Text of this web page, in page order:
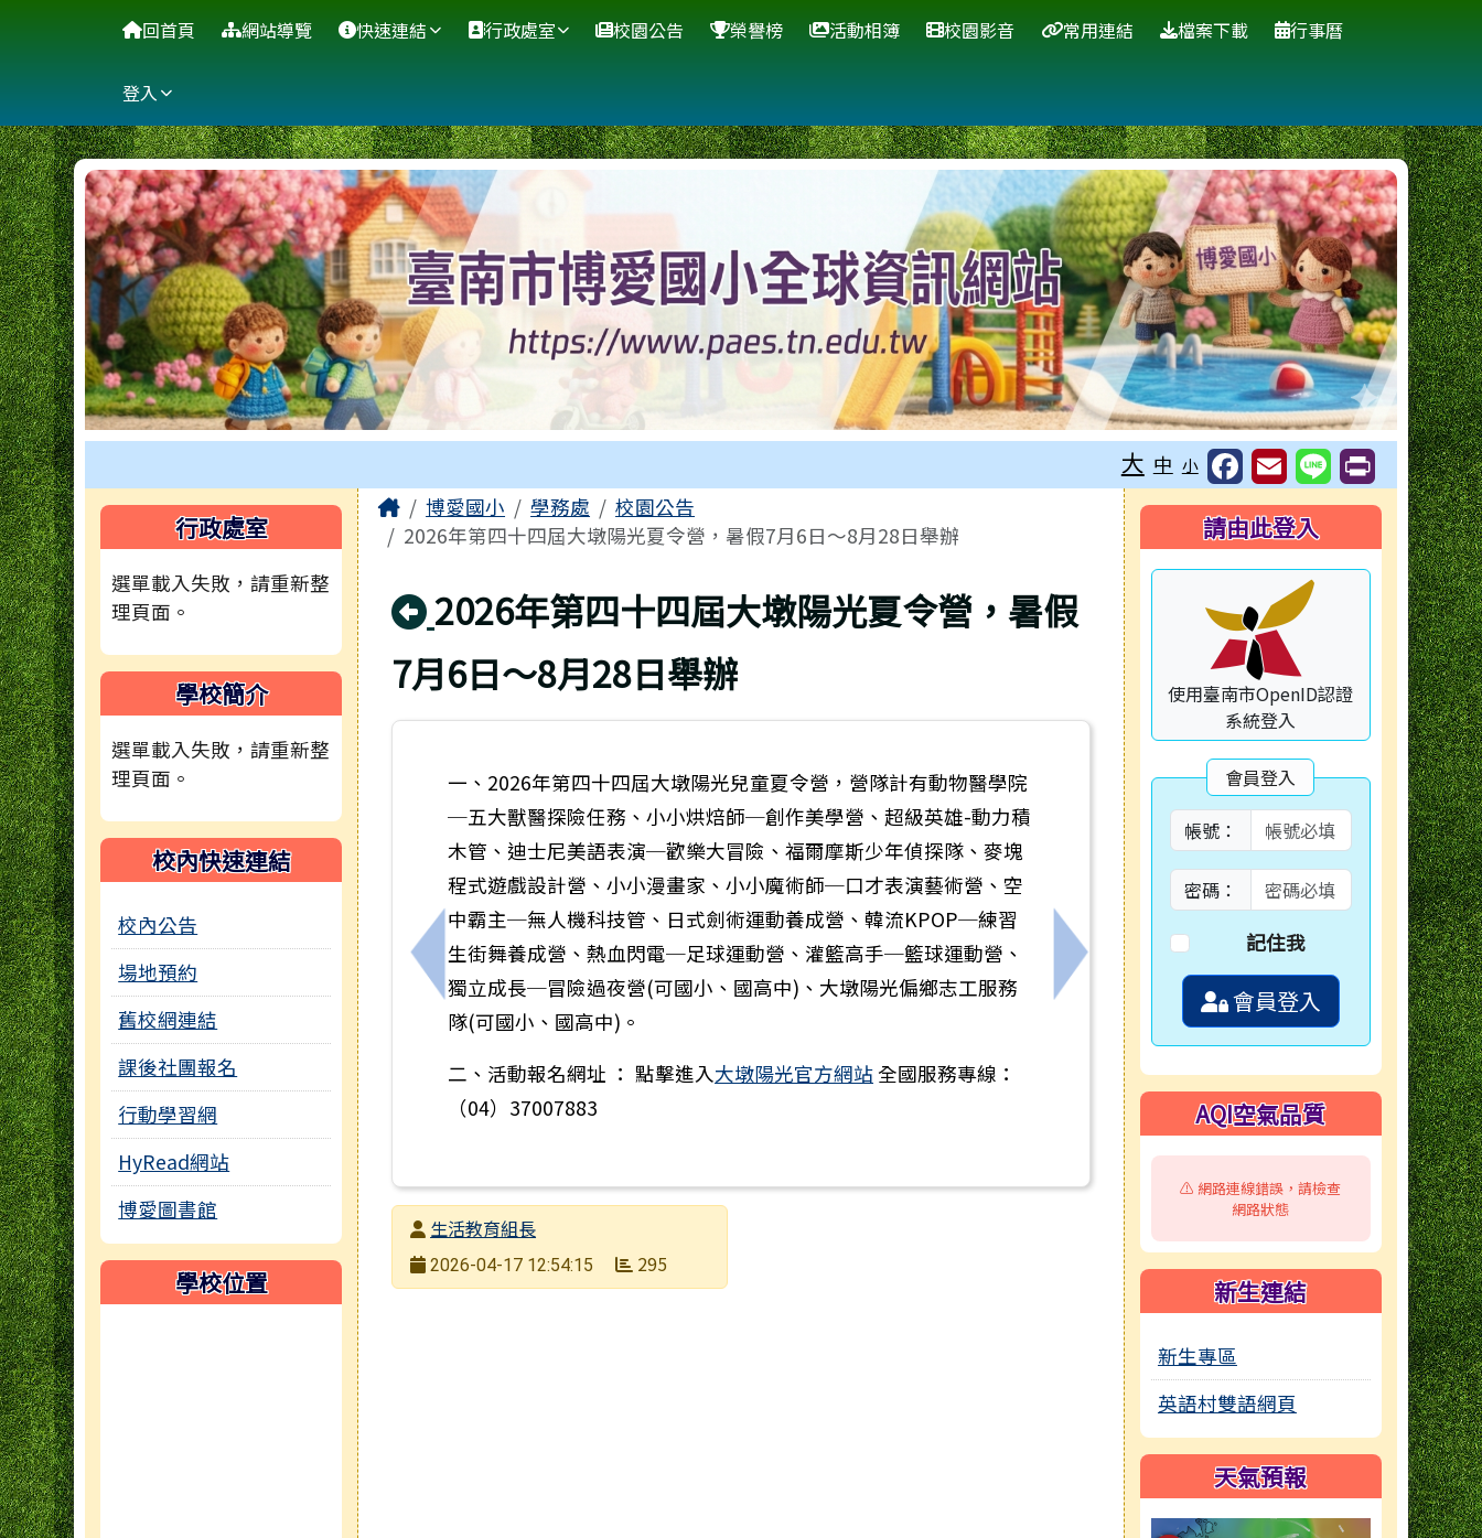
臺南市博愛國小全球資訊網站
導覽列 回首頁 網站導覽 快速連結 行政處室 校園公告 榮譽榜 活動相簿 校園影音 常用連結 檔案下載 行事曆
登入
大 中 小
左邊區域內容
行政處室
選單載入失敗，請重新整
理頁面。
學校簡介
選單載入失敗，請重新整
理頁面。
校內快速連結
校內公告
場地預約
舊校網連結
課後社團報名
行動學習網
HyRead網站
博愛圖書館
學校位置
主內容區域
Home博愛國小 學務處
校園公告
2026年第四十四屆大墩陽光夏令營，暑假7月6日～8月28日舉辦
回上頁
2026年第四十四屆大墩陽光夏令營，暑假
7月6日～8月28日舉辦
上一筆：高雄市稅捐稽徵處舉辦「AI召集令！稅與爭鋒！」圖卡徵件比賽暨人氣票選活動
一、2026年第四十四屆大墩陽光兒童夏令營，營隊計有動物醫學院
─五大獸醫探險任務、小小烘焙師─創作美學營、超級英雄-動力積
木管、迪士尼美語表演─歡樂大冒險、福爾摩斯少年偵探隊、麥塊
程式遊戲設計營、小小漫畫家、小小魔術師─口才表演藝術營、空
中霸主─無人機科技管、日式劍術運動養成營、韓流KPOP─練習
生街舞養成營、熱血閃電─足球運動營、灌籃高手─籃球運動營、
獨立成長─冒險過夜營(可國小、國高中)、大墩陽光偏鄉志工服務
隊(可國小、國高中)。
二、活動報名網址 ： 點擊進入大墩陽光官方網站 全國服務專線：
（04）37007883
下一筆：轉知社會局製作「孕路 同行 守護未來
發布者生活教育組長
發布日期
2026-04-17 12:54:15 295
右邊區域內容
請由此登入
使用臺南市OpenID認證
系統登入
會員登入
帳號：
密碼：
記住我
會員登入
AQI空氣品質
⚠️ 網路連線錯誤，請檢查
網路狀態
新生連結
新生專區
英語村雙語網頁
天氣預報
頁尾區域